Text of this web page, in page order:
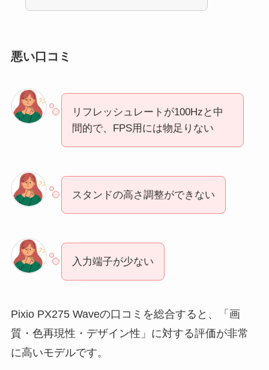
悪い口コミ
リフレッシュレートが100Hzと中
間的で、FPS用には物足りない
スタンドの高さ調整ができない
入力端子が少ない
Pixio PX275 Waveの口コミを総合すると、「画
質・色再現性・デザイン性」に対する評価が非常
に高いモデルです。